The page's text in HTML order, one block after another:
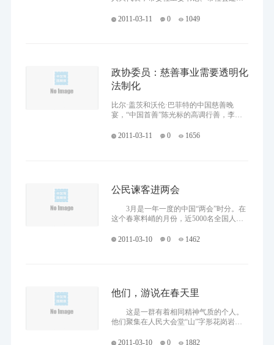
向社会组织购买了300项公共服务，今年计
2011-03-11 0 1049
政协委员：慈善事业需要透明化
法制化
比尔·盖茨和沃伦·巴菲特的中国慈善晚
宴，“中国首善”陈光标的高调行善，李连
2010年，中国慈善走过不寻常
2011-03-11 0 1656
公民谏客进两会
3月是一年一度的中国“两会”时分。在
这个春寒料峭的月份，近5000名全国人大
案稿云集北京，其背后则活跃着一批民间
2011-03-10 0 1462
他们，游说在春天里
这是一群有着相同精神气质的个人。
他们聚集在人民大会堂“山”字形花岗岩建
员互动，以一种书写与代言的方式建立联
2011-03-10 0 1882